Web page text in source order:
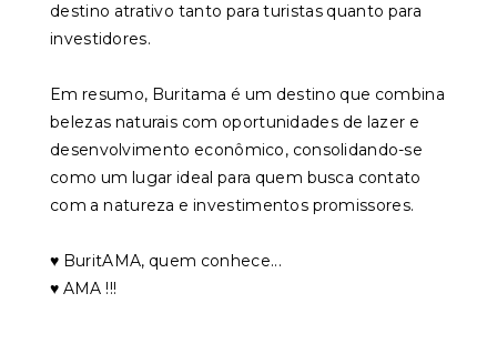
destino atrativo tanto para turistas quanto para
investidores.
Em resumo, Buritama é um destino que combina
belezas naturais com oportunidades de lazer e
desenvolvimento econômico, consolidando-se
como um lugar ideal para quem busca contato
com a natureza e investimentos promissores.
♥️ BuritAMA, quem conhece...
♥️ AMA !!!